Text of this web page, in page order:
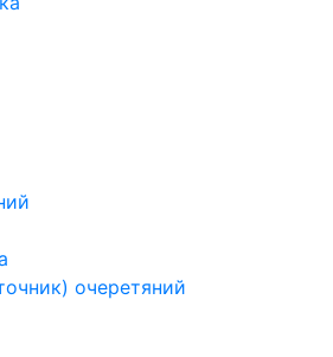
очеретяний